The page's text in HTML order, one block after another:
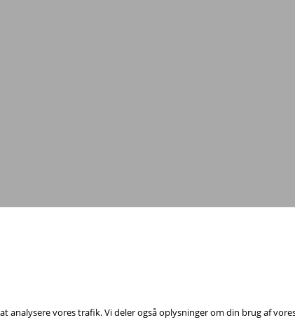
analysere vores trafik. Vi deler også oplysninger om din brug af